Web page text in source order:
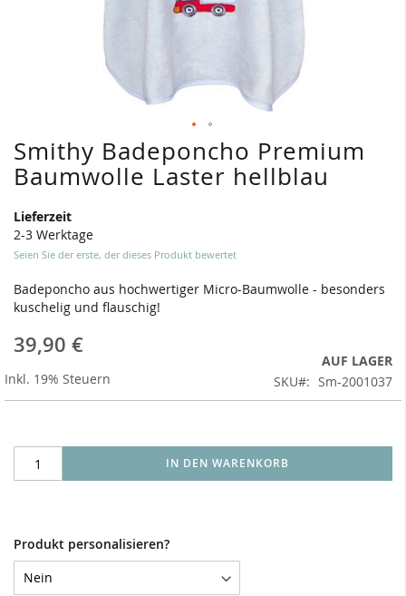
Smithy Badeponcho Premium
Baumwolle Laster hellblau
Lieferzeit
2-3 Werktage
Seien Sie der erste, der dieses Produkt bewertet
Badeponcho aus hochwertiger Micro-Baumwolle - besonders
kuschelig und flauschig!
39,90 €
Inkl. 19% Steuern
AUF LAGER
SKU
Sm-2001037
IN DEN WARENKORB
Produkt personalisieren?
Zum
Anfang
der
springen